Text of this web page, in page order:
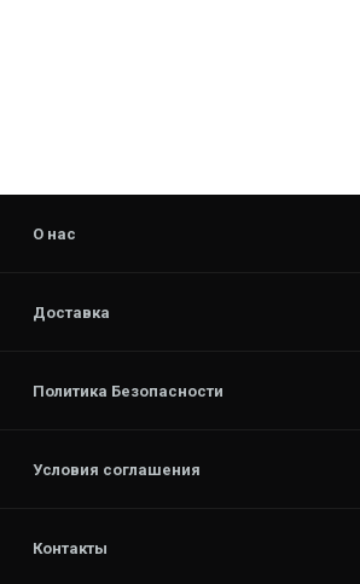
О нас
Доставка
Политика Безопасности
Условия соглашения
Контакты